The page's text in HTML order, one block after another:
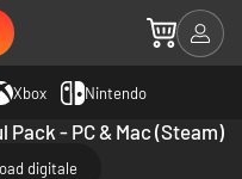
Xbox Nintendo
Pack - PC & Mac (Steam)
digitale